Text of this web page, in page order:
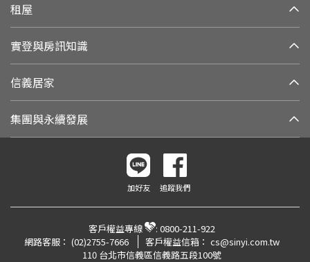
租屋
實登與房訊知識
信義居家
集團與永續發展
加好友 追蹤我們
客戶權益專線 : 0800-211-922
網路客服： (02)2755-7666 客戶權益信箱： cs@sinyi.com.tw
110 台北市信義區信義路五段100號